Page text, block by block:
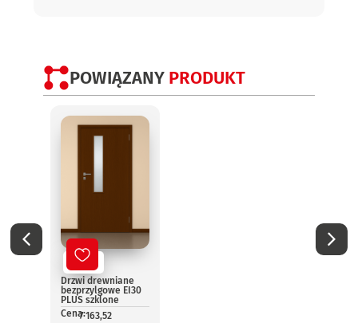
POWIĄZANY PRODUKT
Nowy
Drzwi drewniane
bezprzylgowe EI30
PLUS szklone
Cena:7 163,52
EI60